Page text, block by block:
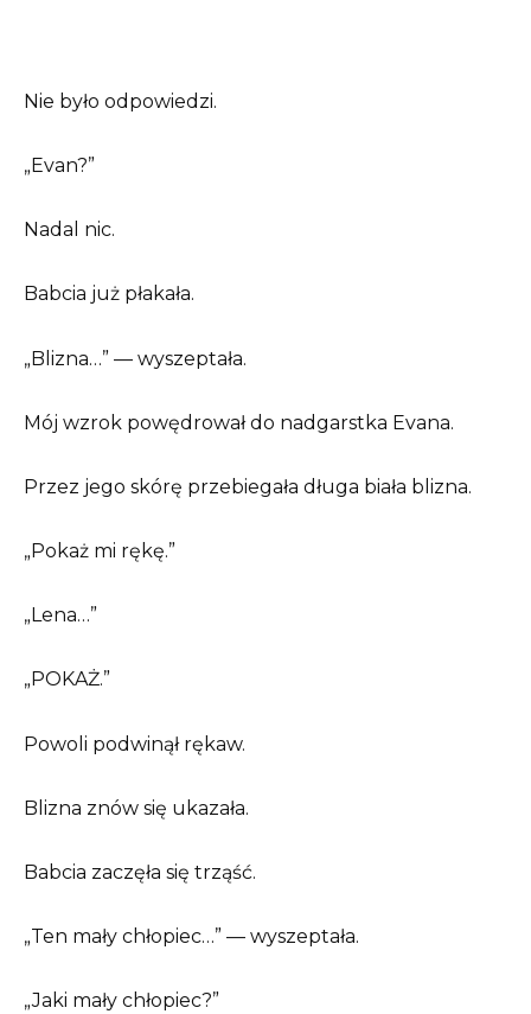
Nie było odpowiedzi.
„Evan?”
Nadal nic.
Babcia już płakała.
„Blizna…” — wyszeptała.
Mój wzrok powędrował do nadgarstka Evana.
Przez jego skórę przebiegała długa biała blizna.
„Pokaż mi rękę.”
„Lena…”
„POKAŻ.”
Powoli podwinął rękaw.
Blizna znów się ukazała.
Babcia zaczęła się trząść.
„Ten mały chłopiec…” — wyszeptała.
„Jaki mały chłopiec?”